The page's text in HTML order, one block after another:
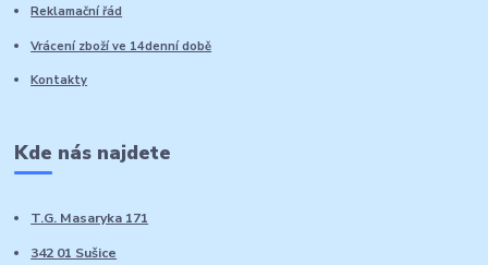
Reklamační řád
Vrácení zboží ve 14denní době
Kontakty
Kde nás najdete
T.G. Masaryka 171
342 01 Sušice